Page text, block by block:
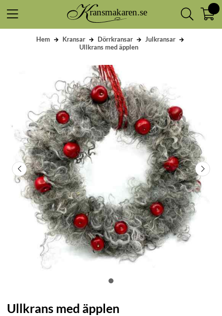
Hem Kransar Dörrkransar
Julkransar
Ullkrans med äpplen
Ullkrans med äpplen